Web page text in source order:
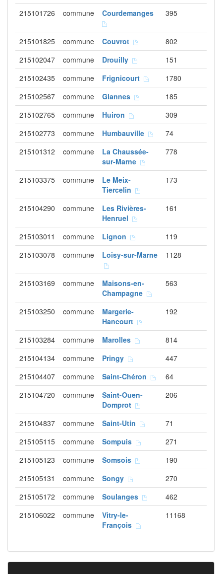
215101726
commune Courdemanges 395
215101825 commune Couvrot
802
215102047
commune Drouilly
151
215102435
commune Frignicourt
1780
215102567
commune Glannes
185
215102765
commune Huiron
309
215102773
commune Humbauville
74
215101312
commune
La Chaussée-
sur-Marne
778
215103375 commune
Le Meix-
Tiercelin
173
215104290 commune
Les Rivières-
Henruel
161
215103011 commune Lignon
119
215103078
commune Loisy-sur-Marne 1128
215103169 commune
Maisons-en-
Champagne
563
215103250 commune
Margerie-
Hancourt
192
215103284 commune Marolles
814
215104134
commune Pringy
447
215104407
commune Saint-Chéron
64
215104720
commune
Saint-Ouen-
Domprot
206
215104837 commune Saint-Utin
71
215105115
commune Sompuis
271
215105123
commune Somsois
190
215105131
commune Songy
270
215105172
commune Soulanges
462
215106022
commune
Vitry-le-
François
11168